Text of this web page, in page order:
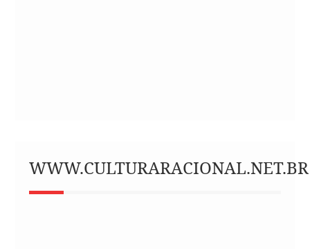
WWW.CULTURARACIONAL.NET.BR